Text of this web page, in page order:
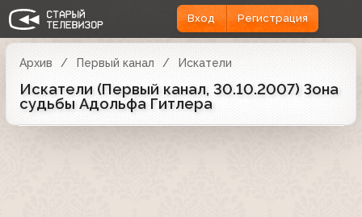
Вход Регистрация
Архив Первый канал Искатели
Искатели (Первый канал, 30.10.2007) Зона
судьбы Адольфа Гитлера